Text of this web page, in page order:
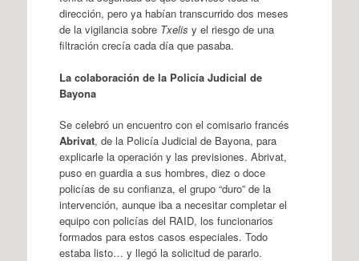
dirección, pero ya habían transcurrido dos meses
de la vigilancia sobre Txelis y el riesgo de una
filtración crecía cada día que pasaba.
La colaboración de la Policía Judicial de
Bayona
Se celebró un encuentro con el comisario francés
Abrivat, de la Policía Judicial de Bayona, para
explicarle la operación y las previsiones. Abrivat,
puso en guardia a sus hombres, diez o doce
policías de su confianza, el grupo “duro” de la
intervención, aunque iba a necesitar completar el
equipo con policías del RAID, los funcionarios
formados para estos casos especiales. Todo
estaba listo… y llegó la solicitud de pararlo.